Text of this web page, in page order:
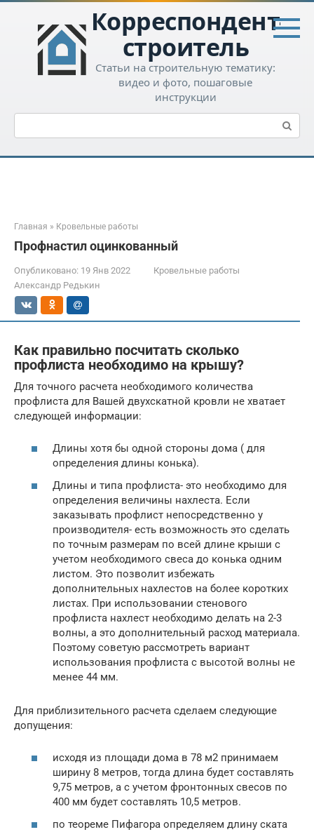
Перейти
контенту
Корреспондент-
строитель
Статьи на строительную тематику:
видео и фото, пошаговые
инструкции
Поиск:
Главная » Кровельные работы
Профнастил оцинкованный
Опубликовано: 19 Янв 2022
Кровельные работы
Александр Редькин
Как правильно посчитать сколько
профлиста необходимо на крышу?
Для точного расчета необходимого количества
профлиста для Вашей двухскатной кровли не хватает
следующей информации:
Длины хотя бы одной стороны дома ( для
определения длины конька).
Длины и типа профлиста- это необходимо для
определения величины нахлеста. Если
заказывать профлист непосредственно у
производителя- есть возможность это сделать
по точным размерам по всей длине крыши с
учетом необходимого свеса до конька одним
листом. Это позволит избежать
дополнительных нахлестов на более коротких
листах. При использовании стенового
профлиста нахлест необходимо делать на 2-3
волны, а это дополнительный расход материала.
Поэтому советую рассмотреть вариант
использования профлиста с высотой волны не
менее 44 мм.
Для приблизительного расчета сделаем следующие
допущения:
исходя из площади дома в 78 м2 принимаем
ширину 8 метров, тогда длина будет составлять
9,75 метров, а с учетом фронтонных свесов по
400 мм будет составлять 10,5 метров.
по теореме Пифагора определяем длину ската